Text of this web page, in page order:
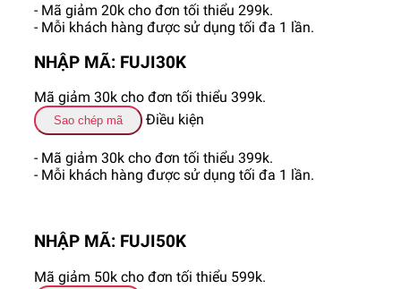
- Mã giảm 20k cho đơn tối thiểu 299k.
- Mỗi khách hàng được sử dụng tối đa 1 lần.
NHẬP MÃ: FUJI30K
Mã giảm 30k cho đơn tối thiểu 399k.
Sao chép mã Điều kiện
- Mã giảm 30k cho đơn tối thiểu 399k.
- Mỗi khách hàng được sử dụng tối đa 1 lần.
NHẬP MÃ: FUJI50K
Mã giảm 50k cho đơn tối thiểu 599k.